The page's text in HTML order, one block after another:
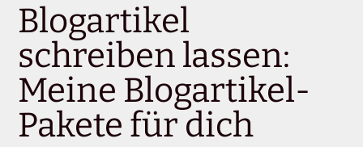
Blogartikel
schreiben lassen:
Meine Blogartikel-
Pakete für dich